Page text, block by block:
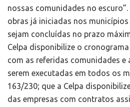
nossas comunidades no
obras já iniciadas nos
sejam concluídas no prazo
Celpa disponibilize o
com as referidas comunidades e
serem executadas em todos os
163/230; que a Celpa
das empresas com contratos